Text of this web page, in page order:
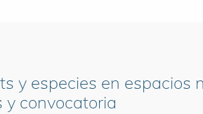
y especies en espacios
y convocatoria